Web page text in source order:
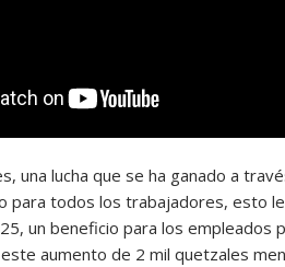
una lucha que se ha ganado a
para todos los trabajadores, esto
un beneficio para los
aumento de 2 mil quetzales